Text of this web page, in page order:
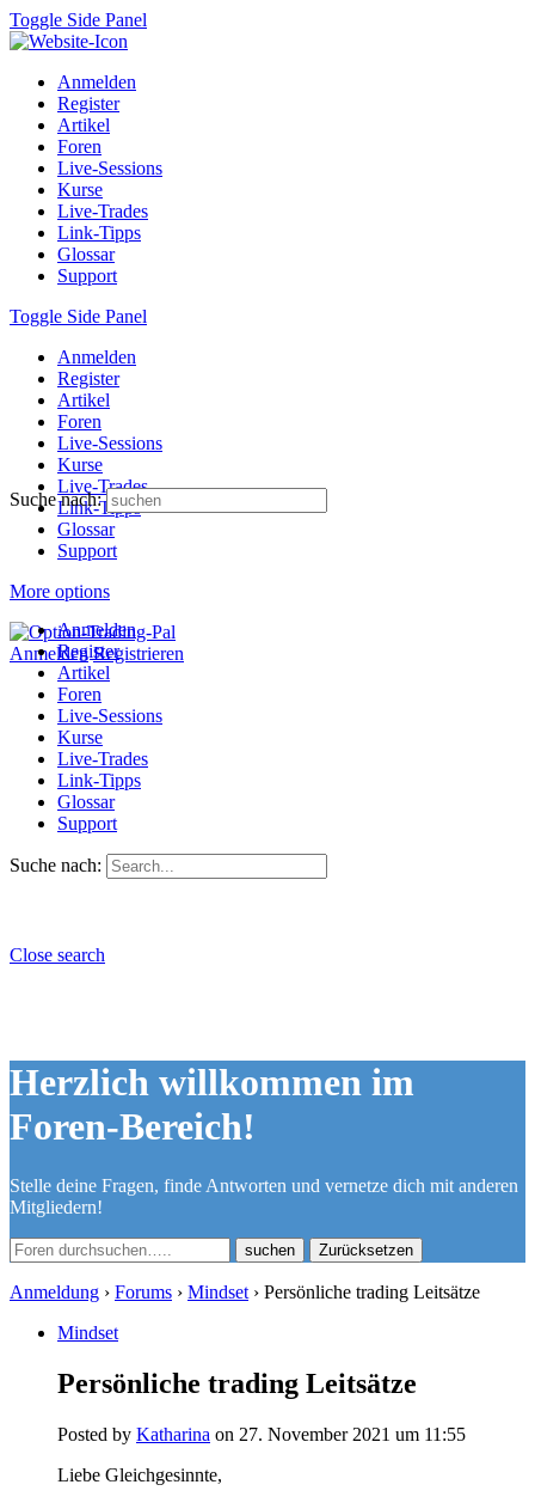
Toggle Side Panel
Anmelden
Register
Artikel
Foren
Live-Sessions
Kurse
Live-Trades
Link-Tipps
Glossar
Support
Toggle Side Panel
Anmelden
Register
Artikel
Foren
Live-Sessions
Kurse
Live-Trades
Link-Tipps
Glossar
Support
More options
Anmelden Registrieren
Suche nach:
Anmelden
Register
Artikel
Foren
Live-Sessions
Kurse
Live-Trades
Link-Tipps
Glossar
Support
Suche nach:
Close search
Herzlich willkommen im
Foren-Bereich!
Stelle deine Fragen, finde Antworten und vernetze dich mit anderen
Mitgliedern!
Zurücksetzen
Anmeldung › Forums › Mindset › Persönliche trading Leitsätze
Mindset
Persönliche trading Leitsätze
Posted by Katharina on 27. November 2021 um 11:55
Liebe Gleichgesinnte,